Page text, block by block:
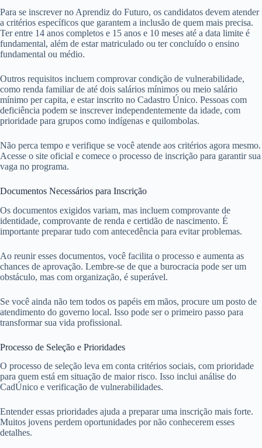
Para se inscrever no Aprendiz do Futuro, os candidatos devem atender
a critérios específicos que garantem a inclusão de quem mais precisa.
Ter entre 14 anos completos e 15 anos e 10 meses até a data limite é
fundamental, além de estar matriculado ou ter concluído o ensino
fundamental ou médio.
Outros requisitos incluem comprovar condição de vulnerabilidade,
como renda familiar de até dois salários mínimos ou meio salário
mínimo per capita, e estar inscrito no Cadastro Único. Pessoas com
deficiência podem se inscrever independentemente da idade, com
prioridade para grupos como indígenas e quilombolas.
Não perca tempo e verifique se você atende aos critérios agora mesmo.
Acesse o site oficial e comece o processo de inscrição para garantir sua
vaga no programa.
Documentos Necessários para Inscrição
Os documentos exigidos variam, mas incluem comprovante de
identidade, comprovante de renda e certidão de nascimento. É
importante preparar tudo com antecedência para evitar problemas.
Ao reunir esses documentos, você facilita o processo e aumenta as
chances de aprovação. Lembre-se de que a burocracia pode ser um
obstáculo, mas com organização, é superável.
Se você ainda não tem todos os papéis em mãos, procure um posto de
atendimento do governo local. Isso pode ser o primeiro passo para
transformar sua vida profissional.
Processo de Seleção e Prioridades
O processo de seleção leva em conta critérios sociais, com prioridade
para quem está em situação de maior risco. Isso inclui análise do
CadÚnico e verificação de vulnerabilidades.
Entender essas prioridades ajuda a preparar uma inscrição mais forte.
Muitos jovens perdem oportunidades por não conhecerem esses
detalhes.